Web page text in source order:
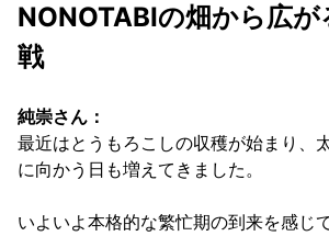
NONOTABIの畑から広
戦
純崇さん：
最近はとうもろこしの収穫が始まり、
に向かう日も増えてきました。
いよいよ本格的な繁忙期の到来を感じ